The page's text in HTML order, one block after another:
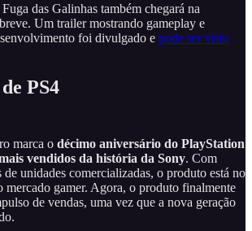
das Galinhas também chegará na
Um trailer mostrando gameplay e
foi divulgado e pode ser visto
PS4
marca o décimo aniversário do PlayStation
vendidos da história da Sony. Com
de unidades comercializadas, o produto está no
mercado gamer. Agora, o produto finalmente
de vendas, uma vez que a nova geração